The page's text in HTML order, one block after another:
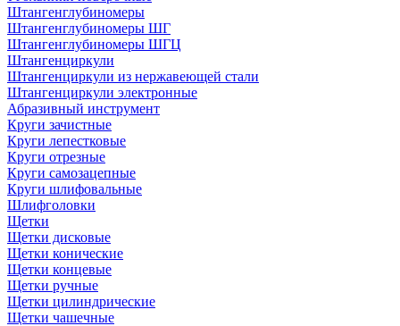
Штангенглубиномеры
Штангенглубиномеры ШГ
Штангенглубиномеры ШГЦ
Штангенциркули
Штангенциркули из нержавеющей стали
Штангенциркули электронные
Абразивный инструмент
Круги зачистные
Круги лепестковые
Круги отрезные
Круги самозацепные
Круги шлифовальные
Шлифголовки
Щетки
Щетки дисковые
Щетки конические
Щетки концевые
Щетки ручные
Щетки цилиндрические
Щетки чашечные